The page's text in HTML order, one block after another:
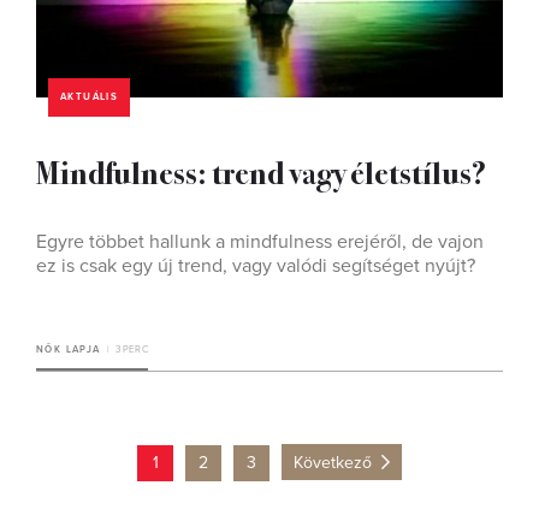
AKTUÁLIS
Mindfulness: trend vagy életstílus?
Egyre többet hallunk a mindfulness erejéről, de vajon
ez is csak egy új trend, vagy valódi segítséget nyújt?
NŐK LAPJA 3 PERC
1 2 3 Következő